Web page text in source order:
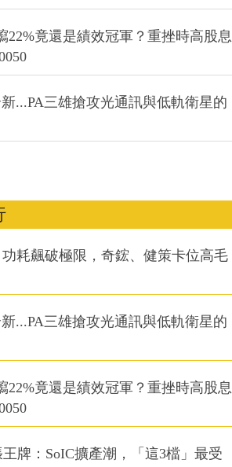
22%竟還是績效冠軍？重挫時高股息
...PA三雄搶攻光通訊與低軌衛星的
耗飆破極限，奇鋐、健策卡位高毛
...PA三雄搶攻光通訊與低軌衛星的
22%竟還是績效冠軍？重挫時高股息
牌：SoIC擴產潮，「這3檔」最受